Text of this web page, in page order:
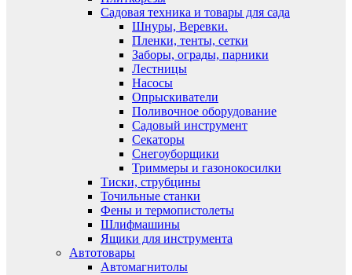
Садовая техника и товары для сада
Шнуры, Веревки.
Пленки, тенты, сетки
Заборы, ограды, парники
Лестницы
Насосы
Опрыскиватели
Поливочное оборудование
Садовый инструмент
Секаторы
Снегоуборщики
Триммеры и газонокосилки
Тиски, струбцины
Точильные станки
Фены и термопистолеты
Шлифмашины
Ящики для инструмента
Автотовары
Автомагнитолы